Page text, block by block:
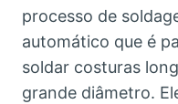
processo de
automático que é
soldar costuras
grande diâmetro.